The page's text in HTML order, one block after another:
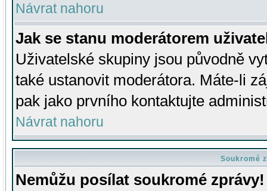
Návrat nahoru
Jak se stanu moderátorem
Uživatelské skupiny jsou původně
také ustanovit moderátora. Máte-li
pak jako prvního kontaktujte
Návrat nahoru
Soukromé
Nemůžu posílat soukromé zprávy!